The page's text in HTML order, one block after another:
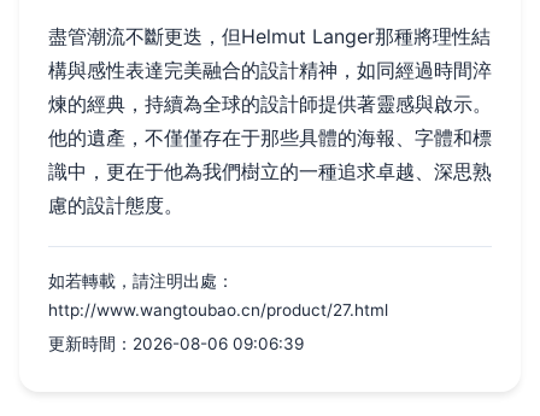
盡管潮流不斷更迭，但Helmut Langer那種將理性結
構與感性表達完美融合的設計精神，如同經過時間淬
煉的經典，持續為全球的設計師提供著靈感與啟示。
他的遺產，不僅僅存在于那些具體的海報、字體和標
識中，更在于他為我們樹立的一種追求卓越、深思熟
慮的設計態度。
如若轉載，請注明出處：
http://www.wangtoubao.cn/product/27.html
更新時間：2026-08-06 09:06:39